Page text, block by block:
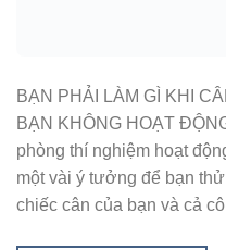
BẠN PHẢI LÀM GÌ KHI
BẠN KHÔNG HOẠT
phòng thí nghiệm hoạt
một vài ý tưởng để bạn
chiếc cân của bạn và cả